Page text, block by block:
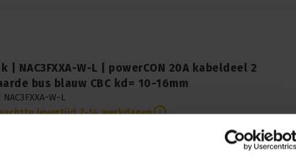
| NAC3FXXA-W-L | powerCON 20A kabeldeel 2
bus blauw CBC kd= 10-16mm
NAC3FXXA-W-L
levertijd 7-14 werkdagen
betrouwbaarheid van de Neutrik NAC3FXXA-W-L powerCON 20A
van 10-16mm. Versterk uw stroomverbindingen direct!